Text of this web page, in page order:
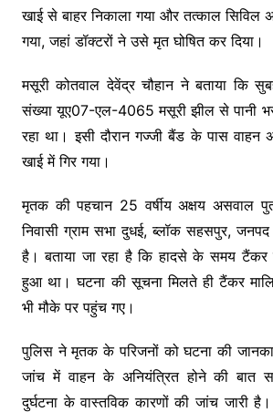
खाई से बाहर निकाला गया और तत्काल सिविल
गया, जहां डॉक्टरों ने उसे मृत घोषित कर दिया।
मसूरी कोतवाल देवेंद्र चौहान ने बताया कि
संख्या यूए07-एल-4065 मसूरी झील से पानी
रहा था। इसी दौरान गज्जी बैंड के पास वाहन
खाई में गिर गया।
मृतक की पहचान 25 वर्षीय अक्षय असवाल
निवासी ग्राम सभा दुधई, ब्लॉक सहसपुर,
है। बताया जा रहा है कि हादसे के समय टैंकर
हुआ था। घटना की सूचना मिलते ही टैंकर
भी मौके पर पहुंच गए।
पुलिस ने मृतक के परिजनों को घटना की
जांच में वाहन के अनियंत्रित होने की बात
दुर्घटना के वास्तविक कारणों की जांच जारी